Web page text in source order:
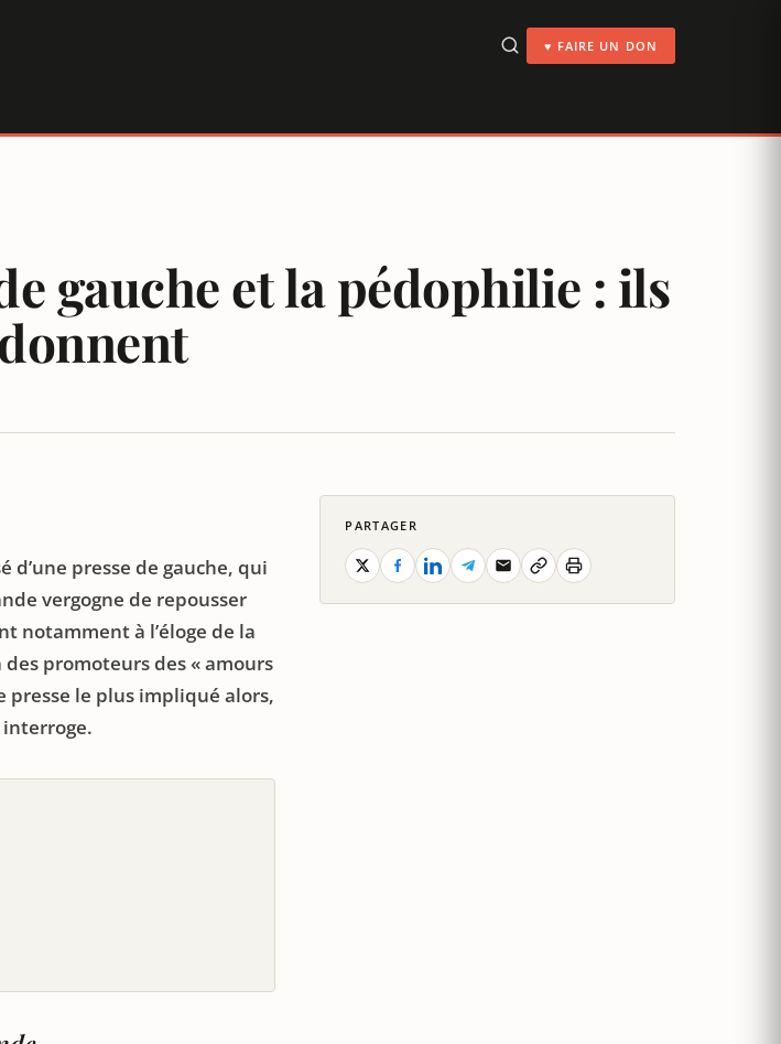
♥ FAIRE UN DON
gauche et la pédophilie : ils
PARDONNENT
d’une presse de gauche, qui
vergogne de repousser
notamment à l’éloge de la
promoteurs des « amours
presse le plus impliqué alors,
interroge.
PARTAGER